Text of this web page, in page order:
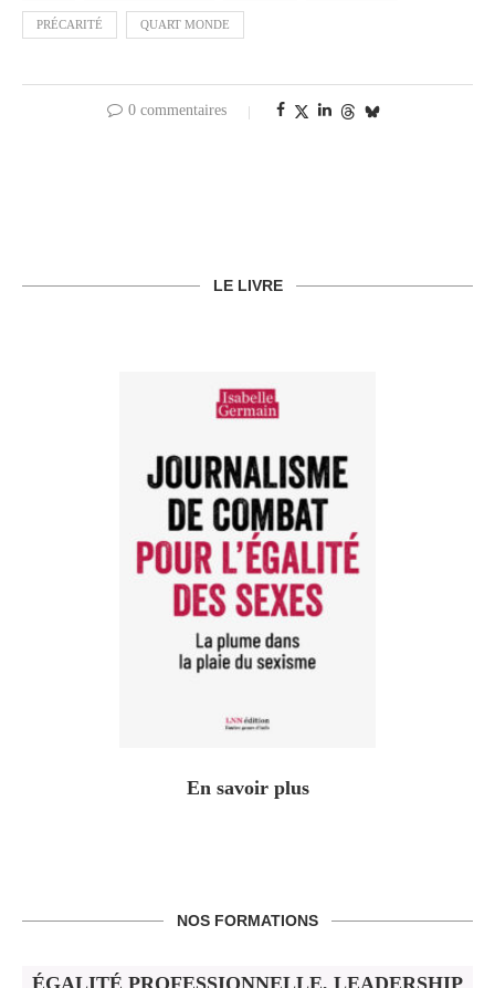
PRÉCARITÉ QUART MONDE
0 commentaires
LE LIVRE
En savoir plus
NOS FORMATIONS
ÉGALITÉ PROFESSIONNELLE, LEADERSHIP